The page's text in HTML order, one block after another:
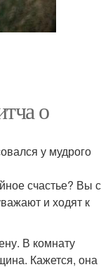
о
у мудрого
счастье? Вы с
и ходят к
В комнату
Кажется, она